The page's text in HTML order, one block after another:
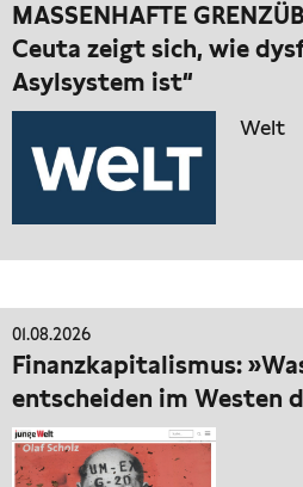
MASSENHAFTE
Ceuta zeigt sich, wie
Asylsystem ist“
Welt
01.08.2026
Finanzkapitalismus:
entscheiden im Westen